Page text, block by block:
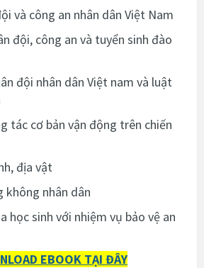
và công an nhân dân Việt Nam
đội, công an và tuyển sinh đào
đội nhân dân Việt nam và luật
tác cơ bản vận động trên chiến
địa vật
không nhân dân
học sinh với nhiệm vụ bảo vệ an
EBOOK TẠI ĐÂY